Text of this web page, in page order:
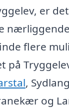
er
flere
på
,
og